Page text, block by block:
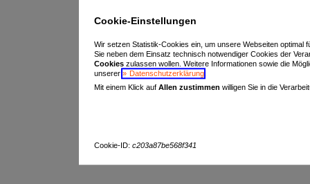
Cookie-Einstellungen
Wir setzen Statistik-Cookies ein, um unsere Webseiten
Sie neben dem Einsatz technisch notwendiger Cookies der
Cookieszulassen wollen. Weitere Informationen sowie die
unserer
Datenschutzerklärung.
Mit einem Klick auf Allen zustimmen willigen Sie in die
Cookie-ID: c203a87be568f341